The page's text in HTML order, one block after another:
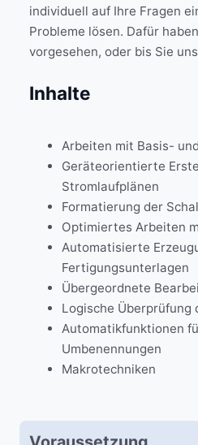
individuell auf Ihre Fragen
Probleme lösen. Dafür
vorgesehen, oder bis Sie
Inhalte
Arbeiten mit Basis-
Geräteorientierte
Stromlaufplänen
Formatierung der
Optimiertes Arbeiten
Automatisierte
Fertigungsunterlagen
Übergeordnete
Logische Überprüfung
Automatikfunktionen
Umbenennungen
Makrotechniken